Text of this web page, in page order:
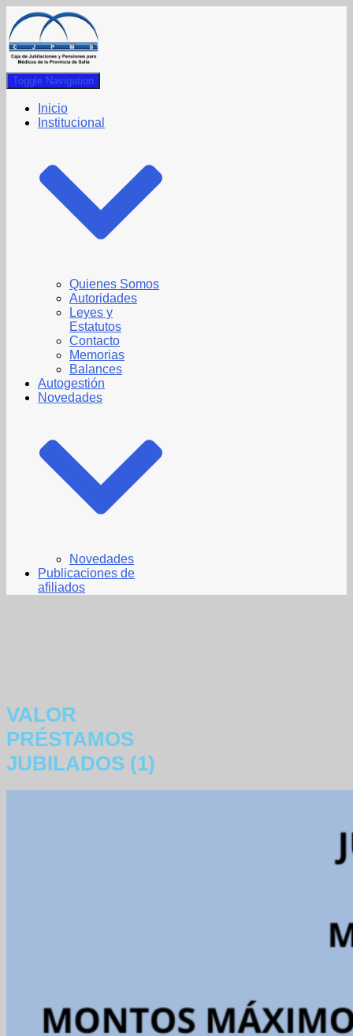
Toggle Navigation
Inicio
Institucional
Quienes Somos
Autoridades
Leyes y
Estatutos
Contacto
Memorias
Balances
Autogestión
Novedades
Novedades
Publicaciones de
afiliados
VALOR
PRÉSTAMOS
JUBILADOS (1)